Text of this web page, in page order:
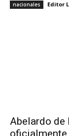
nacionales Editor
Abelardo de